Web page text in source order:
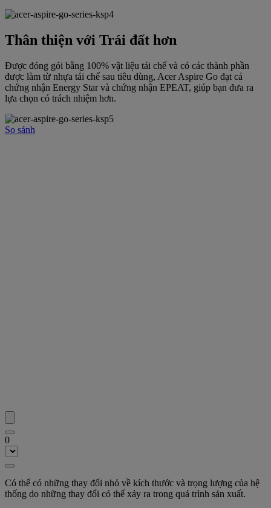
Thân thiện với Trái đất hơn
Được đóng gói bằng 100% vật liệu tái chế và có các thành phần
được làm từ nhựa tái chế sau tiêu dùng, Acer Aspire Go đạt cả
chứng nhận Energy Star và chứng nhận EPEAT, giúp bạn đưa ra
lựa chọn có trách nhiệm hơn.
So sánh
0
Có thể có những thay đổi nhỏ về kích thước và trọng lượng của hệ
thống do những thay đổi có thể xảy ra trong quá trình sản xuất.